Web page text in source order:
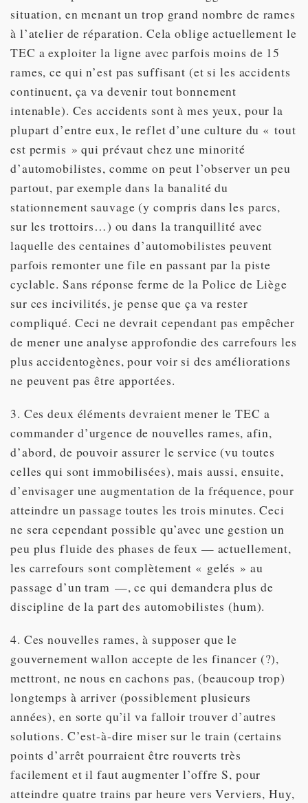
situation, en menant un trop grand nombre de rames
à l’atelier de réparation. Cela oblige actuellement le
TEC a exploiter la ligne avec parfois moins de 15
rames, ce qui n’est pas suffisant (et si les accidents
continuent, ça va devenir tout bonnement
intenable). Ces accidents sont à mes yeux, pour la
plupart d’entre eux, le reflet d’une culture du « tout
est permis » qui prévaut chez une minorité
d’automobilistes, comme on peut l’observer un peu
partout, par exemple dans la banalité du
stationnement sauvage (y compris dans les parcs,
sur les trottoirs…) ou dans la tranquillité avec
laquelle des centaines d’automobilistes peuvent
parfois remonter une file en passant par la piste
cyclable. Sans réponse ferme de la Police de Liège
sur ces incivilités, je pense que ça va rester
compliqué. Ceci ne devrait cependant pas empêcher
de mener une analyse approfondie des carrefours les
plus accidentogènes, pour voir si des améliorations
ne peuvent pas être apportées.
3. Ces deux éléments devraient mener le TEC a
commander d’urgence de nouvelles rames, afin,
d’abord, de pouvoir assurer le service (vu toutes
celles qui sont immobilisées), mais aussi, ensuite,
d’envisager une augmentation de la fréquence, pour
atteindre un passage toutes les trois minutes. Ceci
ne sera cependant possible qu’avec une gestion un
peu plus fluide des phases de feux — actuellement,
les carrefours sont complètement « gelés » au
passage d’un tram —, ce qui demandera plus de
discipline de la part des automobilistes (hum).
4. Ces nouvelles rames, à supposer que le
gouvernement wallon accepte de les financer (?),
mettront, ne nous en cachons pas, (beaucoup trop)
longtemps à arriver (possiblement plusieurs
années), en sorte qu’il va falloir trouver d’autres
solutions. C’est-à-dire miser sur le train (certains
points d’arrêt pourraient être rouverts très
facilement et il faut augmenter l’offre S, pour
atteindre quatre trains par heure vers Verviers, Huy,